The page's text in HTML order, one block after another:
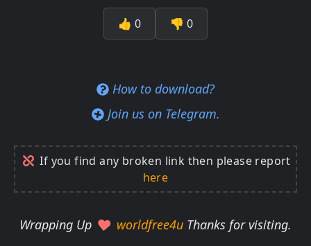
👍 0 👎 0
How to download?
Join us on Telegram.
If you find any broken link then please report
here
Wrapping Up worldfree4u Thanks for visiting.